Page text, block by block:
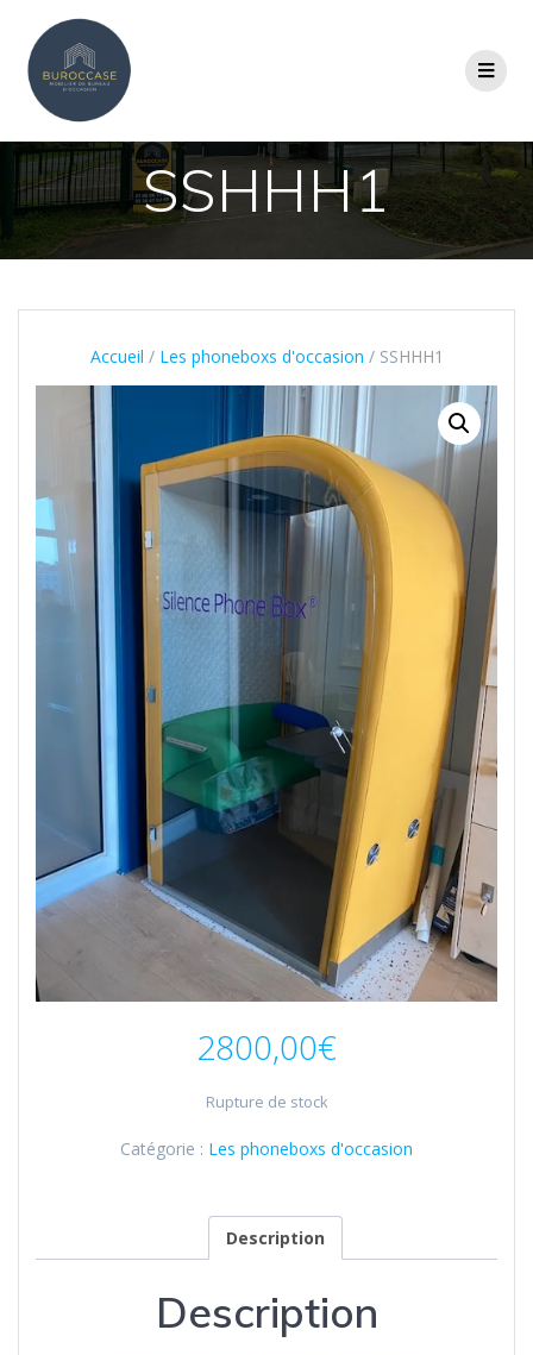
SSHHH1
Accueil / Les phoneboxs d'occasion / SSHHH1
2800,00€
Rupture de stock
Catégorie : Les phoneboxs d'occasion
Description
Description